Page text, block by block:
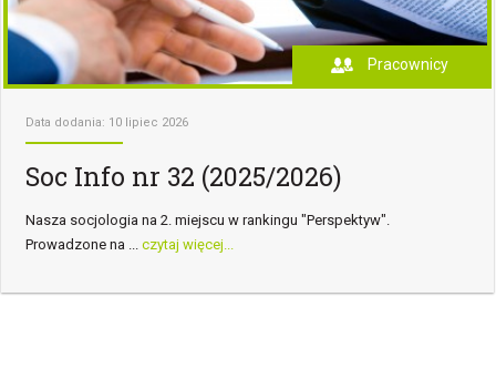
Pracownicy
Data dodania: 10 lipiec 2026
Soc Info nr 32 (2025/2026)
Nasza socjologia na 2. miejscu w rankingu "Perspektyw".
Prowadzone na ... czytaj więcej...